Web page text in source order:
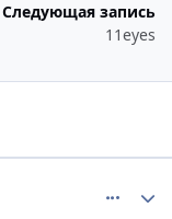
Следующая запись
11eyes